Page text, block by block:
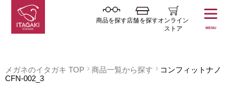
商品を探す店舗を探すオンライン
ストア
MENU
メガネのイタガキ TOP 商品一覧から探す
コンフィットナノ
CFN-002_3